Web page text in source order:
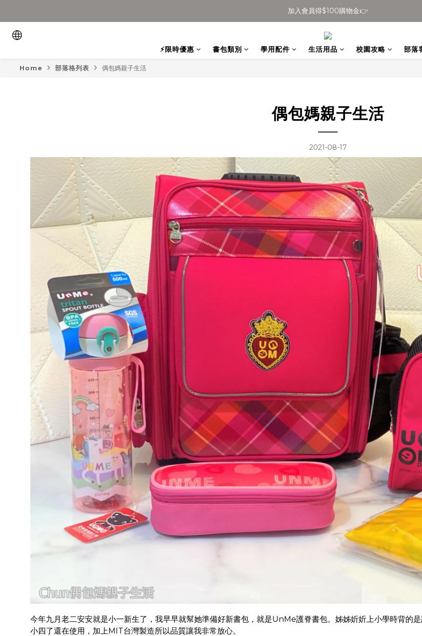
全館滿$699免運
加入會員得$100購物金👉
全館滿$699免運
⚡限時優惠
書包類別 學用配件 生活用品 校園攻略 部落
Home 部落格列表 偶包媽親子生活
偶包媽親子生活
2021-08-17
今年九月老二安安就是小一新生了，我早早就幫她準備好新書包，就是UnMe護脊書包。姊姊妡妡上小學時背的
小四了還在使用，加上MIT台灣製造所以品質讓我非常放心。